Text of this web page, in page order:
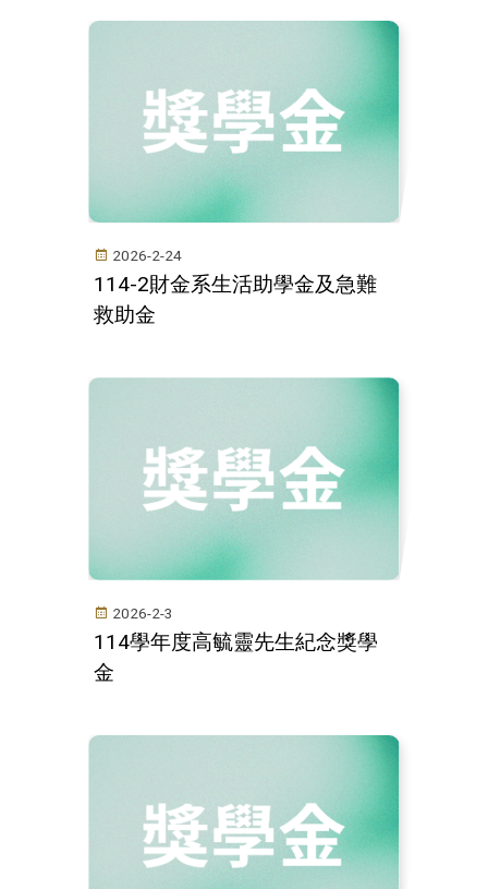
2026-2-24
114-2財金系生活助學金及急難
救助金
2026-2-3
114學年度高毓靈先生紀念獎學
金